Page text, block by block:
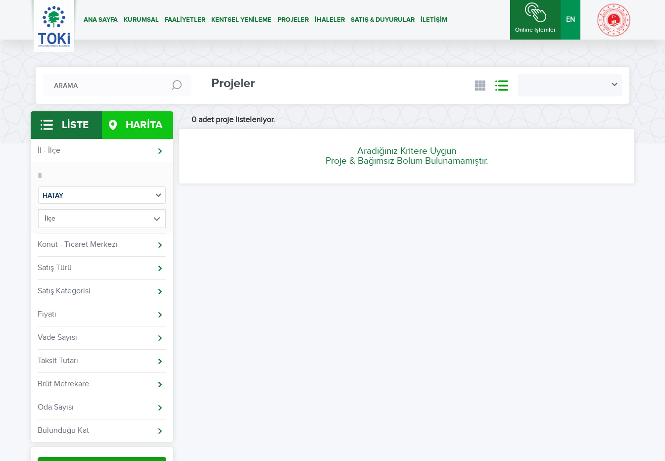
ANA SAYFA KURUMSAL FAALİYETLER KENTSEL YENİLEME PROJELER İHALELER SATIŞ & DUYURULAR İLETİŞİM
Online İşlemler
EN
Projeler
LİSTE HARİTA
İl - İlçe
İl
HATAY
İlçe
Konut - Ticaret Merkezi
Satış Türü
Satış Kategorisi
Fiyatı
Vade Sayısı
Taksit Tutarı
Brüt Metrekare
Oda Sayısı
Bulunduğu Kat
0 adet proje listeleniyor.
Aradığınız Kritere Uygun
Proje & Bağımsız Bölüm Bulunamamıştır.